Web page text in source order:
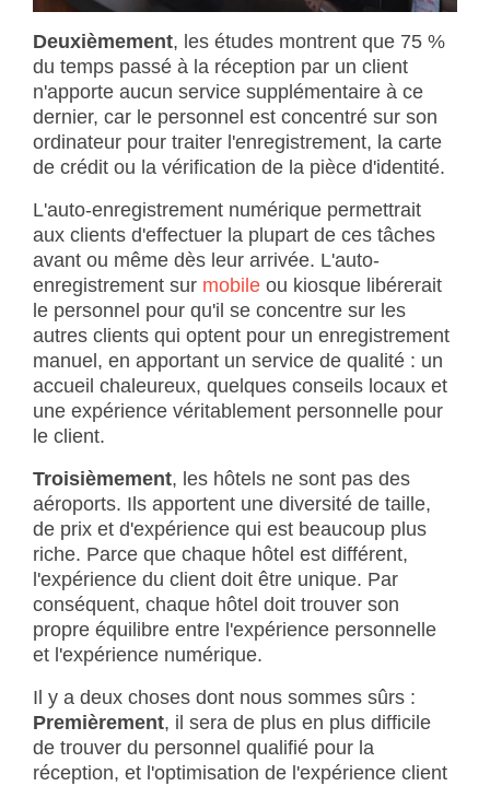
Deuxièmement, les études montrent que 75 %
du temps passé à la réception par un client
n'apporte aucun service supplémentaire à ce
dernier, car le personnel est concentré sur son
ordinateur pour traiter l'enregistrement, la carte
de crédit ou la vérification de la pièce d'identité.
L'auto-enregistrement numérique permettrait
aux clients d'effectuer la plupart de ces tâches
avant ou même dès leur arrivée. L'auto-
enregistrement sur mobile ou kiosque libérerait
le personnel pour qu'il se concentre sur les
autres clients qui optent pour un enregistrement
manuel, en apportant un service de qualité : un
accueil chaleureux, quelques conseils locaux et
une expérience véritablement personnelle pour
le client.
Troisièmement, les hôtels ne sont pas des
aéroports. Ils apportent une diversité de taille,
de prix et d'expérience qui est beaucoup plus
riche. Parce que chaque hôtel est différent,
l'expérience du client doit être unique. Par
conséquent, chaque hôtel doit trouver son
propre équilibre entre l'expérience personnelle
et l'expérience numérique.
Il y a deux choses dont nous sommes sûrs :
Premièrement, il sera de plus en plus difficile
de trouver du personnel qualifié pour la
réception, et l'optimisation de l'expérience client